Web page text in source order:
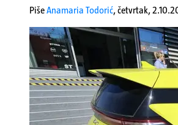
PišeAnamaria Todorić,četvrtak,